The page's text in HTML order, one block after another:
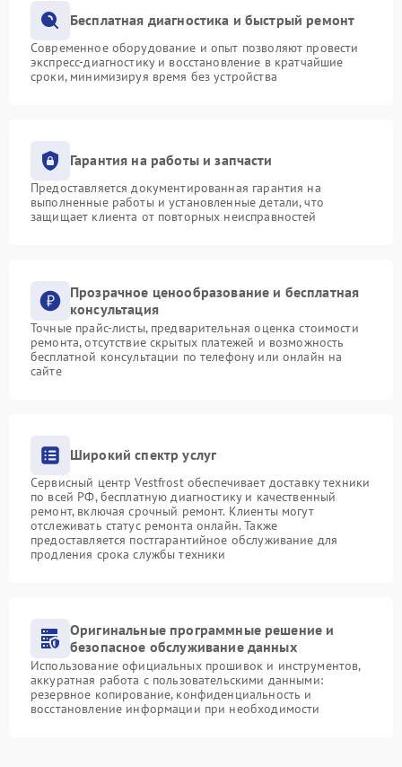
Бесплатная диагностика и быстрый ремонт
Современное оборудование и опыт позволяют провести
экспресс-диагностику и восстановление в кратчайшие
сроки, минимизируя время без устройства
Гарантия на работы и запчасти
Предоставляется документированная гарантия на
выполненные работы и установленные детали, что
защищает клиента от повторных неисправностей
Прозрачное ценообразование и бесплатная
консультация
Точные прайс-листы, предварительная оценка стоимости
ремонта, отсутствие скрытых платежей и возможность
бесплатной консультации по телефону или онлайн на
сайте
Широкий спектр услуг
Сервисный центр Vestfrost обеспечивает доставку техники
по всей РФ, бесплатную диагностику и качественный
ремонт, включая срочный ремонт. Клиенты могут
отслеживать статус ремонта онлайн. Также
предоставляется постгарантийное обслуживание для
продления срока службы техники
Оригинальные программные решение и
безопасное обслуживание данных
Использование официальных прошивок и инструментов,
аккуратная работа с пользовательскими данными:
резервное копирование, конфиденциальность и
восстановление информации при необходимости